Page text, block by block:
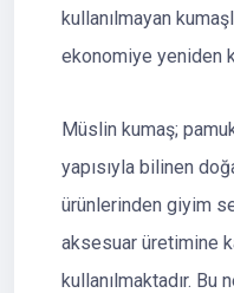
kullanılmayan
ekonomiye yeniden
Müslin kumaş;
yapısıyla bilinen
ürünlerinden giyim
aksesuar üretimine
kullanılmaktadır.